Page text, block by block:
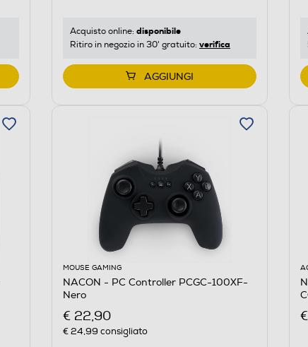
Acquisto online: disponibile
Ritiro in negozio in 30' gratuito: verifica
AGGIUNGI
MOUSE GAMING
NACON - PC Controller PCGC-100XF-
Nero
€ 22,90
€ 24,99 consigliato